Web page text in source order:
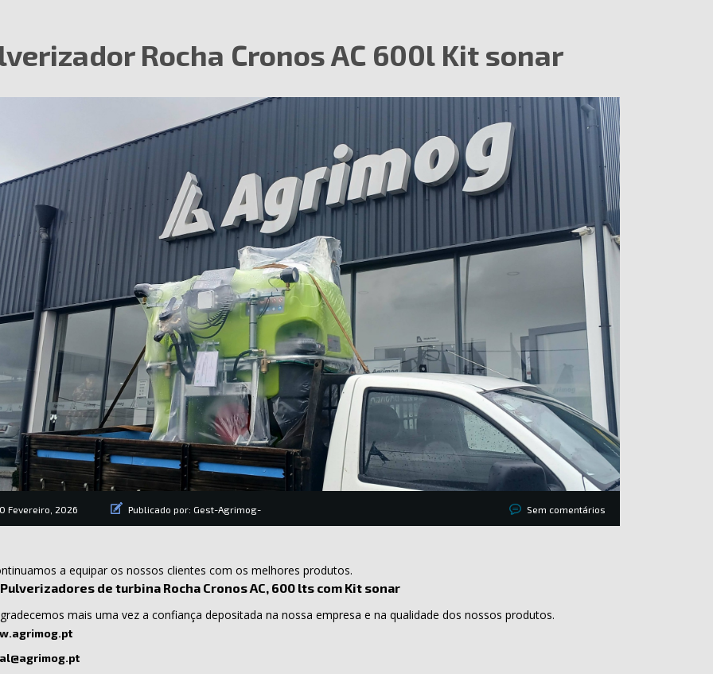
Rocha Cronos AC 600l Kit sonar
Fevereiro, 2026 Publicado por: Gest-Agrimog- Sem comentários
a equipar os nossos clientes com os melhores produtos.
de turbina Rocha Cronos AC, 600 lts com Kit sonar
mais uma vez a confiança depositada na nossa empresa e na qualidade dos nossos produtos.